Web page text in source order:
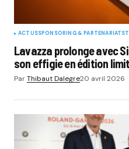
ACTUSSPONSORING & PARTENARIATS
Lavazza prolonge avec
son effigie en édition
ParThibaut Dalegre20 avril 2026